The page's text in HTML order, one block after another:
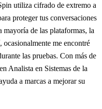
utiliza cifrado de extremo a
proteger tus conversaciones
mayoría de las plataformas, la
me encontré
las pruebas. Con más de
Analista en Sistemas de la
a marcas a mejorar su